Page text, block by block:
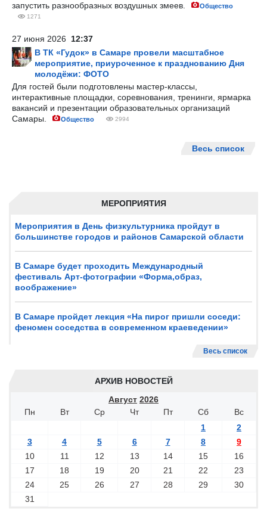
МЕРОПРИЯТИЯ
Мероприятия в День физкультурника пройдут в
большинстве городов и районов Самарской области
В Самаре будет проходить Международный
фестиваль Арт-фотографии «Форма,образ,
воображение»
В Самаре пройдет лекция «На пирог пришли соседи:
феномен соседства в современном краеведении»
Весь список
АРХИВ НОВОСТЕЙ
Август 2026
Пн
Вт Ср Чт Пт Сб
Вс
1
2
3
4 5 6 7 8
9
10
11 12 13 14 15
16
17
18 19 20 21 22
23
24
25 26 27 28 29
30
31
запустить разнообразных воздушных змеев.
Общество
1271
27 июня 2026 12:37
В ТК «Гудок» в Самаре провели масштабное
мероприятие, приуроченное к празднованию Дня
молодёжи: ФОТО
Для гостей были подготовлены мастер-классы,
интерактивные площадки, соревнования, тренинги, ярмарка
вакансий и презентации образовательных организаций
Самары.
Общество 2994
Весь список